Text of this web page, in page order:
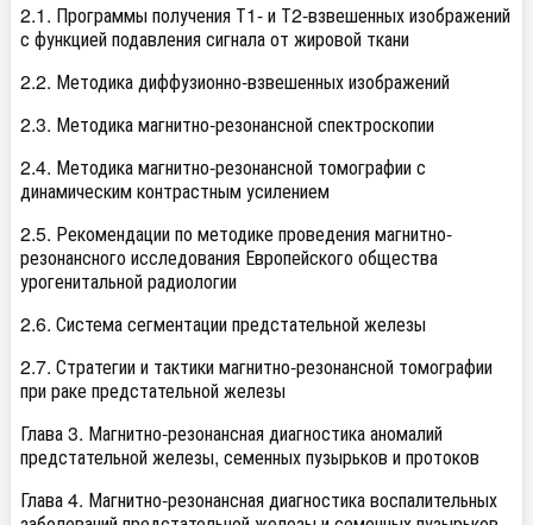
2.1. Программы получения Т1- и Т2-взвешенных изображений
с функцией подавления сигнала от жировой ткани
2.2. Методика диффузионно-взвешенных изображений
2.3. Методика магнитно-резонансной спектроскопии
2.4. Методика магнитно-резонансной томографии с
динамическим контрастным усилением
2.5. Рекомендации по методике проведения магнитно-
резонансного исследования Европейского общества
урогенитальной радиологии
2.6. Система сегментации предстательной железы
2.7. Стратегии и тактики магнитно-резонансной томографии
при раке предстательной железы
Глава 3. Магнитно-резонансная диагностика аномалий
предстательной железы, семенных пузырьков и протоков
Глава 4. Магнитно-резонансная диагностика воспалительных